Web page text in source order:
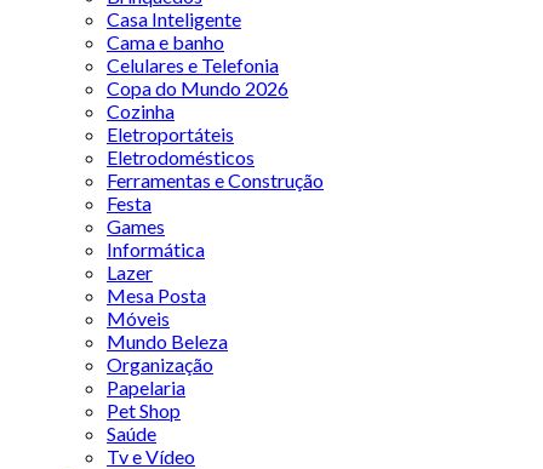
Casa Inteligente
Cama e banho
Celulares e Telefonia
Copa do Mundo 2026
Cozinha
Eletroportáteis
Eletrodomésticos
Ferramentas e Construção
Festa
Games
Informática
Lazer
Mesa Posta
Móveis
Mundo Beleza
Organização
Papelaria
Pet Shop
Saúde
Tv e Vídeo